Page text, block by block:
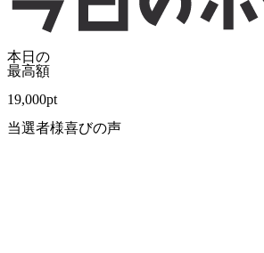
本日の
最高額
19,000pt
当選者様喜びの声